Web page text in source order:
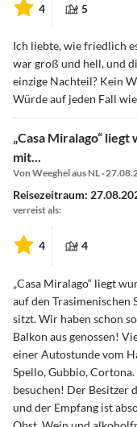
4 5
Ich liebte, wie friedlich
war groß und hell, und
einzige Nachteil? Kein
Würde auf jeden Fall
„Casa Miralago“
mit...
Von Weeghel aus NL ·
Reisezeitraum:
verreist als:
4 4
„Casa Miralago“ liegt
auf den Trasimenischen
sitzt. Wir haben schon
Balkon aus genossen!
einer Autostunde vom
Spello, Gubbio,
besuchen! Der Besitzer
und der Empfang ist